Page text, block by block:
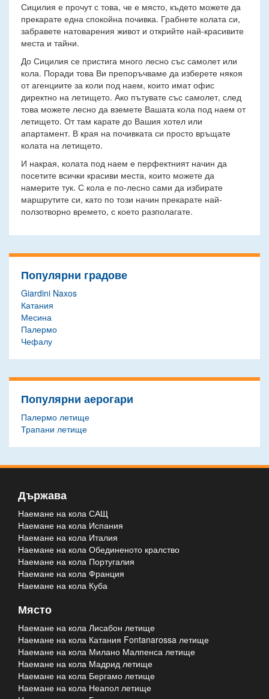
Сицилия е прочут с това, че е място, където можете да
прекарате една спокойна почивка. Грабнете колата си,
забравете натоварения живот и открийте най-красивите
места и тайни.
До Сицилия се пристига много лесно със самолет или
кола. Поради това Ви препоръчваме да изберете някоя
от агенциите за коли под наем, които имат офис
директно на летището. Ако пътувате със самолет, след
това можете лесно да вземете Вашата кола под наем от
летището. От там карате до Вашия хотел или
апартамент. В края на почивката си просто връщате
колата на летището.
И накрая, колата под наем е перфектният начин да
посетите всички красиви места, които можете да
намерите тук. С кола е по-лесно сами да избирате
маршрутите си, като по този начин прекарате най-
ползотворно времето, с което разполагате.
Популярни градове
Giardini Naxos
Катания
Месина
Палермо
Чефалу
Популярни аерогари
Палермо летище
Трапани летище
Държава
Наемане на кола САЩ
Наемане на кола Испания
Наемане на кола Италия
Наемане на кола Обединеното кралство
Наемане на кола Португалия
Наемане на кола Франция
Наемане на кола Куба
Място
Наемане на кола Лисабон летище
Наемане на кола Катания Fontanarossa летище
Наемане на кола Милано Малпенса летище
Наемане на кола Мадрид летище
Наемане на кола Бергамо летище
Наемане на кола Неапол летище